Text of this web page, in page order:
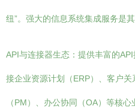
纽”。强大的信息系统集成服务是
API与连接器生态：提供丰富的
接企业资源计划（ERP）、客户
（PM）、办公协同（OA）等核